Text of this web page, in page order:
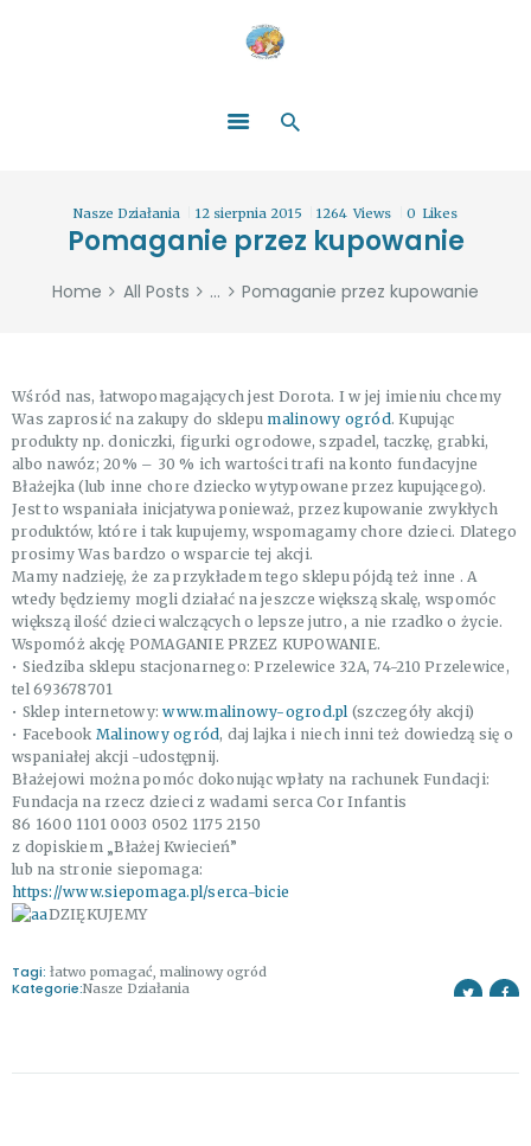
Nasze Działania 12 sierpnia 2015 1264 Views 0 Likes
Pomaganie przez kupowanie
Home All Posts ... Pomaganie przez kupowanie
ZOSTAŃ DARCZYŃCĄ!
WYDARZENIA
PARTNERZY
Wśród nas, łatwopomagających jest Dorota. I w jej imieniu chcemy
Was zaprosić na zakupy do sklepu malinowy ogród . Kupując
produkty np. doniczki, figurki ogrodowe, szpadel, taczkę, grabki,
albo nawóz; 20% – 30 % ich wartości trafi na konto fundacyjne
Błażejka (lub inne chore dziecko wytypowane przez kupującego).
Jest to wspaniała inicjatywa ponieważ, przez kupowanie zwykłych
produktów, które i tak kupujemy, wspomagamy chore dzieci. Dlatego
prosimy Was bardzo o wsparcie tej akcji.
Mamy nadzieję, że za przykładem tego sklepu pójdą też inne . A
wtedy będziemy mogli działać na jeszcze większą skalę, wspomóc
większą ilość dzieci walczących o lepsze jutro, a nie rzadko o życie.
Wspomóż akcję POMAGANIE PRZEZ KUPOWANIE.
• Siedziba sklepu stacjonarnego: Przelewice 32A, 74-210 Przelewice,
tel 693678701
• Sklep internetowy:www.malinowy-ogrod.pl (szczegóły akcji)
• Facebook Malinowy ogród , daj lajka i niech inni też dowiedzą się o
wspaniałej akcji -udostępnij.
Błażejowi można pomóc dokonując wpłaty na rachunek Fundacji:
Fundacja na rzecz dzieci z wadami serca Cor Infantis
86 1600 1101 0003 0502 1175 2150
z dopiskiem „Błażej Kwiecień”
lub na stronie siepomaga:
https://www.siepomaga.pl/serca-bicie
DZIĘKUJEMY
Tagi: łatwo pomagać, malinowy ogród
Kategorie:Nasze Działania